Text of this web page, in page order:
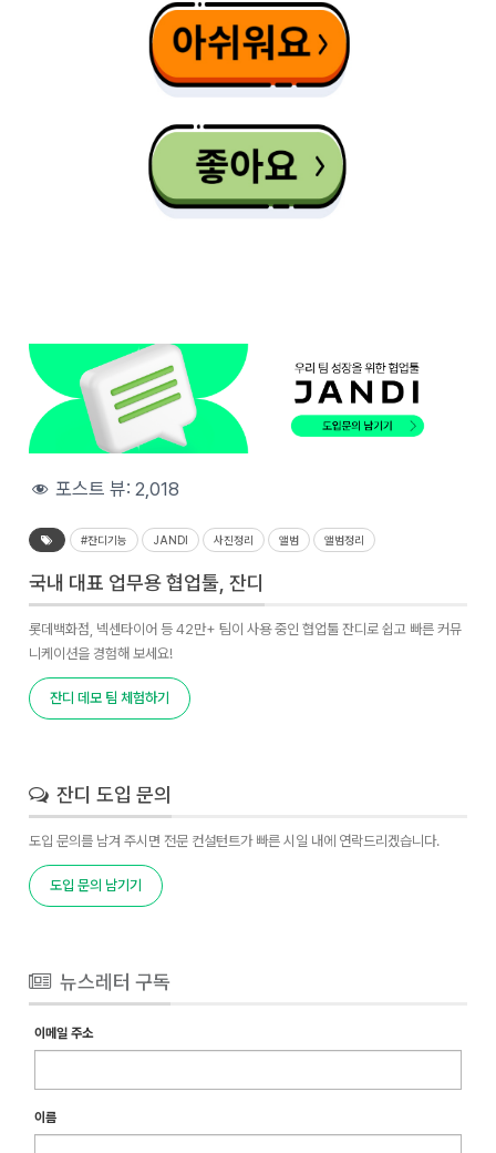
포스트 뷰:2,018
#잔디기능 JANDI 사진정리 앨범 앨범정리
국내 대표 업무용 협업툴, 잔디
롯데백화점, 넥센타이어 등 42만+ 팀이 사용 중인 협업툴 잔디로 쉽고 빠른 커뮤
니케이션을 경험해 보세요!
잔디 데모 팀 체험하기
잔디 도입 문의
도입 문의를 남겨 주시면 전문 컨설턴트가 빠른 시일 내에 연락드리겠습니다.
도입 문의 남기기
뉴스레터 구독
이메일 주소
이름